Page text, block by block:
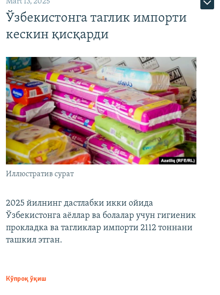
Ўзбекистонга таглик импорти
кескин қисқарди
Иллюстратив сурат
2025 йилнинг дастлабки икки ойида
Ўзбекистонга аёллар ва болалар учун гигиеник
прокладка ва тагликлар импорти 2112 тоннани
ташкил этган.
Кўпроқ ўқиш